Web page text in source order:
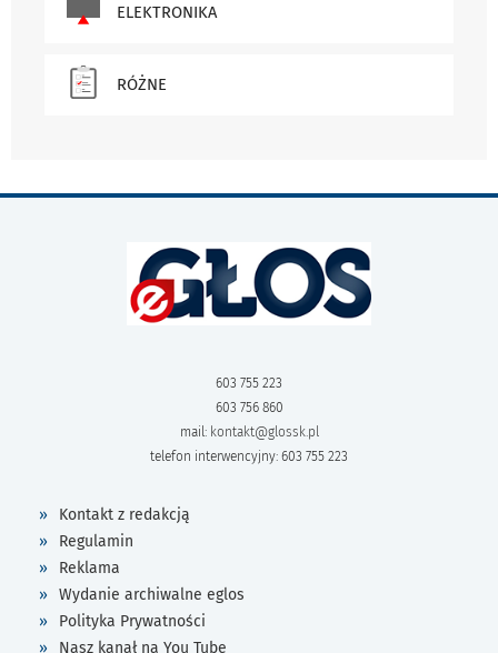
ELEKTRONIKA
RÓŻNE
603 755 223
603 756 860
mail: kontakt@glossk.pl
telefon interwencyjny: 603 755 223
Kontakt z redakcją
Regulamin
Reklama
Wydanie archiwalne eglos
Polityka Prywatności
Nasz kanał na You Tube